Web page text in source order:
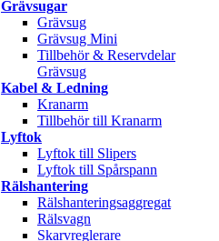
Grävsugar
Grävsug
Grävsug Mini
Tillbehör & Reservdelar
Grävsug
Kabel & Ledning
Kranarm
Tillbehör till Kranarm
Lyftok
Lyftok till Slipers
Lyftok till Spårspann
Rälshantering
Rälshanteringsaggregat
Rälsvagn
Skarvreglerare